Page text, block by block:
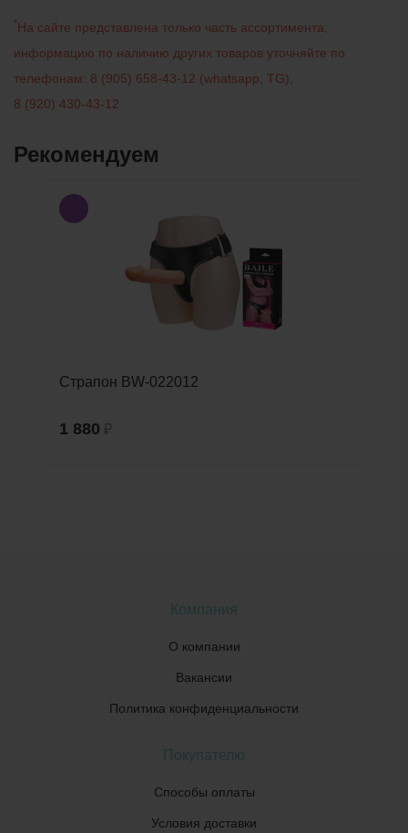
*На сайте представлена только часть ассортимента,
информацию по наличию других товаров уточняйте по
телефонам: 8 (905) 658-43-12 (whatsapp TG)
8 (920) 430-43-12
Рекомендуем
Страпон BW-022012
1 880 ₽
Компания
О компании
Вакансии
Политика конфиденциальности
Покупателю
Способы оплаты
Условия доставки